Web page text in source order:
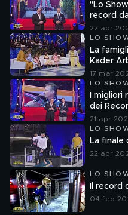
"Lo
record
22 apr
LO
La
Kader
17 mar
LO
I
dei
21 apr
LO
La finale
22 apr
LO
Il
04 feb